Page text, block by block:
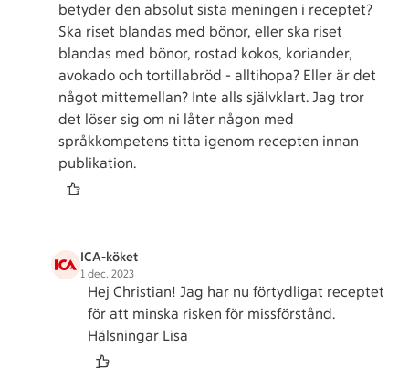
betyder den absolut sista meningen i receptet?
Ska riset blandas med bönor, eller ska riset
blandas med bönor, rostad kokos, koriander,
avokado och tortillabröd - alltihopa? Eller är det
något mittemellan? Inte alls självklart. Jag tror
det löser sig om ni låter någon med
språkkompetens titta igenom recepten innan
publikation.
ICA-köket
1 dec. 2023
Hej Christian! Jag har nu förtydligat receptet
för att minska risken för missförstånd.
Hälsningar Lisa